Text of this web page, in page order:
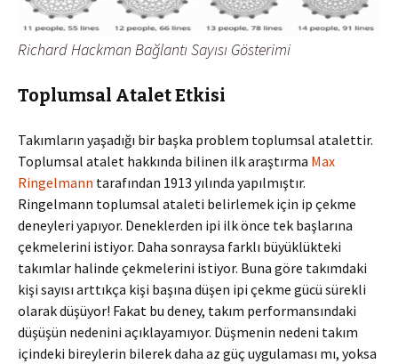
Richard Hackman Bağlantı Sayısı Gösterimi
Toplumsal Atalet Etkisi
Takımların yaşadığı bir başka problem toplumsal atalettir.
Toplumsal atalet hakkında bilinen ilk araştırma Max
Ringelmann tarafından 1913 yılında yapılmıştır.
Ringelmann toplumsal ataleti belirlemek için ip çekme
deneyleri yapıyor. Deneklerden ipi ilk önce tek başlarına
çekmelerini istiyor. Daha sonraysa farklı büyüklükteki
takımlar halinde çekmelerini istiyor. Buna göre takımdaki
kişi sayısı arttıkça kişi başına düşen ipi çekme gücü sürekli
olarak düşüyor! Fakat bu deney, takım performansındaki
düşüşün nedenini açıklayamıyor. Düşmenin nedeni takım
içindeki bireylerin bilerek daha az güç uygulaması mı, yoksa